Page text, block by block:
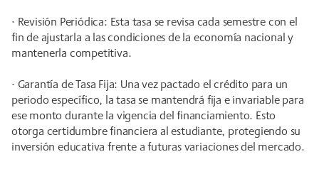
· Revisión Periódica: Esta tasa se revisa cada semestre con el
fin de ajustarla a las condiciones de la economía nacional y
mantenerla competitiva.
· Garantía de Tasa Fija: Una vez pactado el crédito para un
periodo específico, la tasa se mantendrá fija e invariable para
ese monto durante la vigencia del financiamiento. Esto
otorga certidumbre financiera al estudiante, protegiendo su
inversión educativa frente a futuras variaciones del mercado.